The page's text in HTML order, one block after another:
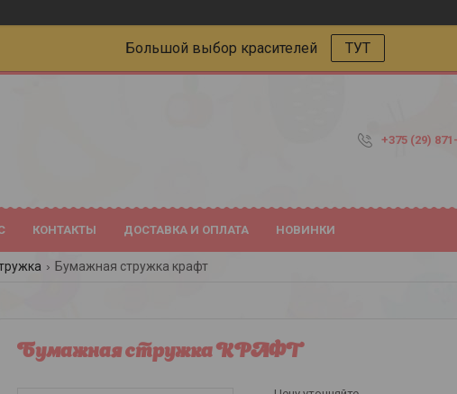
Большой выбор красителей ТУТ
+375 (29)
КОНТАКТЫ ДОСТАВКА И ОПЛАТА НОВИНКИ
Бумажная стружка крафт
Бумажная стружка КРАФТ